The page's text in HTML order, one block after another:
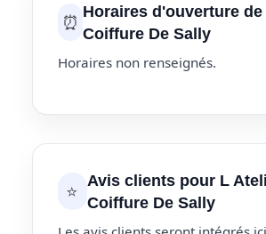
⏰ Horaires d'ouverture
Coiffure De Sally
Horaires non renseignés.
⭐ Avis clients pour L
Coiffure De Sally